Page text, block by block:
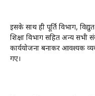
इसके साथ ही पूर्ति विभाग,
शिक्षा विभाग सहित अन्य सभी
कार्ययोजना बनाकर आवश्यक
गए।